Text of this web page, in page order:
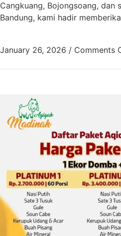
Cangkuang, Bojongsoang, dan
Bandung, kami hadir
January 26, 2026 / Comments